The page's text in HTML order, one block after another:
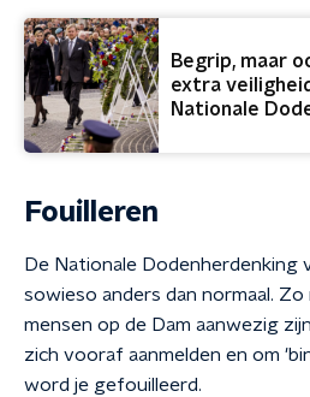
Begrip, maar
extra
Nationale
Fouilleren
De Nationale Dodenherdenking
sowieso anders dan normaal.
mensen op de Dam aanwezig
zich vooraf aanmelden en om
word je gefouilleerd.